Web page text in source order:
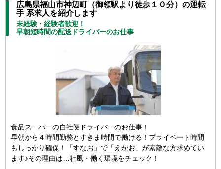
広島県福山市神辺町（御領駅より徒歩１０分）の運転
手 系求人を紹介します
未経験・経験者歓迎！
早朝短時間の配送ドライバーのお仕事
食品スーパーの自社便ドライバーのお仕事！
早朝から４時間勤務とすきま時間で働ける！プライベート時間
もしっかり確保！「すなお」で「えがお」が素敵な方求めてい
ます♪その理由は…社風・働く環境をチェック！